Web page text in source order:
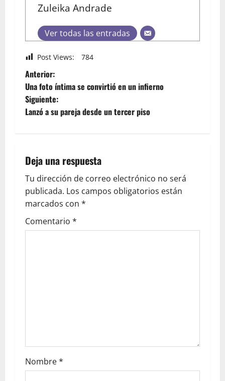
Zuleika Andrade
Ver todas las entradas
Post Views: 784
Anterior:
Una foto íntima se convirtió en un infierno
Siguiente:
Lanzó a su pareja desde un tercer piso
Deja una respuesta
Tu dirección de correo electrónico no será
publicada. Los campos obligatorios están
marcados con *
Comentario *
Nombre*